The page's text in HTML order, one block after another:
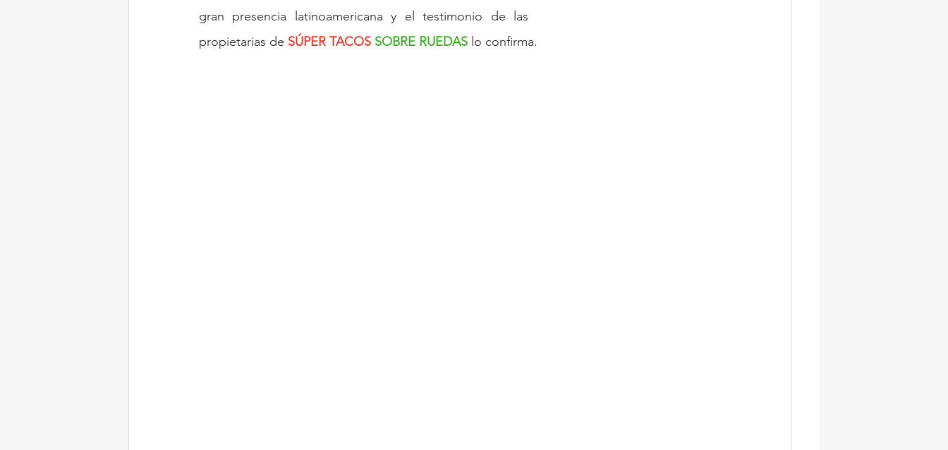
gran presencia latinoamericana y el testimonio de las
propietarias de SÚPER TACOS SOBRE RUEDAS lo confirma.